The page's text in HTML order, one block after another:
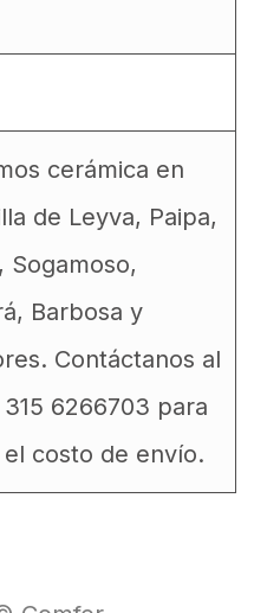
cerámica en
de Leyva, Paipa,
Sogamoso,
Barbosa y
Contáctanos al
6266703 para
costo de envío.